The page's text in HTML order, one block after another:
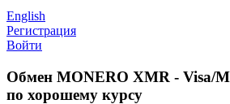
English
Регистрация
Войти
Обмен MONERO XMR - Visa/
по хорошему курсу